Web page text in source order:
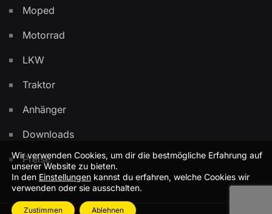
Moped
Motorrad
LKW
Traktor
Anhänger
Downloads
Preise
Wir verwenden Cookies, um dir die bestmögliche Erfahrung auf
unserer Website zu bieten.
In den Einstellungen kannst du erfahren, welche Cookies wir
verwenden oder sie ausschalten.
Zustimmen Ablehnen